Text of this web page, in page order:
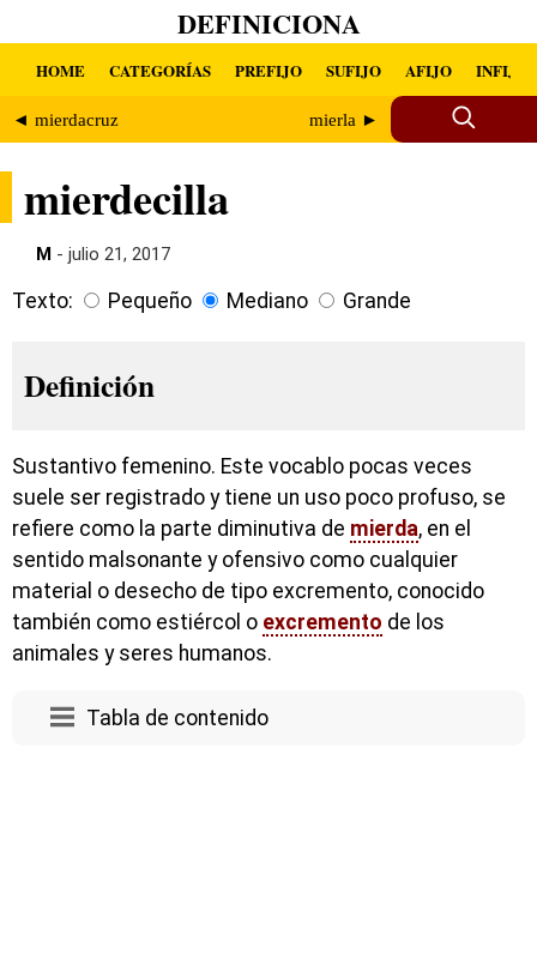
DEFINICIONA
HOME CATEGORÍAS PREFIJO SUFIJO AFIJO INFIJO
◄ mierdacruz mierla ►
mierdecilla
M - julio 21, 2017
Texto: Pequeño Mediano Grande
Definición
Sustantivo femenino. Este vocablo pocas veces
suele ser registrado y tiene un uso poco profuso, se
refiere como la parte diminutiva de mierda, en el
sentido malsonante y ofensivo como cualquier
material o desecho de tipo excremento, conocido
también como estiércol o excremento de los
animales y seres humanos.
Tabla de contenido